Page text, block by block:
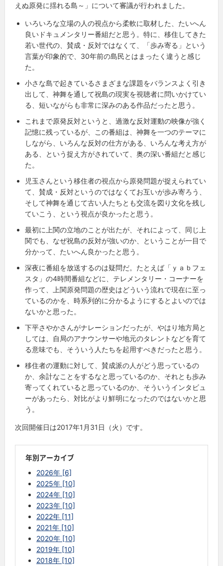
えぬ原発に揺れる島～」について審議が行われました。
いろいろな立場の人の視点から柔軟に取材した、たいへん
良いドキュメンタリー番組だと思う。特に、移住してきた
若い世代の、賛成・反対ではなくて、「歩み寄る」という
言葉が印象的で、 30年前の島民とはまったく違うと感じ
た。
小さな島で起きているさまざまな課題をバランスよく引き
出して、神舞を通して祝島の現実を視聴者に問いかけてい
る、短いながらも非常に深みのある作品だったと思う。
これまで原発反対というと、過激な反対運動の映像が強く
記憶に残っているが、この番組は、神舞を一つのテーマに
しながら、いろんな反対の仕方がある、いろんな考え方が
ある、という捉え方がされていて、奥の深い番組だと感じ
た。
児玉さんという移住者の視点から原発問題が捉えられてい
て、賛成・反対というのではなくてお互いが歩み寄ろう、
そして神舞を通じて古い人たちとも交流を図り文化を残し
ていこう、という視点が良かったと思う。
最初に上関の立地のことが出たが、それによって、同じ上
関でも、なぜ祝島の反対が強いのか、ということが一目で
分かって、たいへん良かったと思う。
深夜に番組を放送するのは疑問だ。たとえば「ｙａｂフェ
スタ」の4時間番組などに、テレメンタリー・コーナーを
作って、上関原発問題の歴史はどういう流れで現在に至っ
ているのかを、時系列的に分かるようにするとよいのでは
ないかと思った。
下平さやかさんがナレーションだったが、やはり地方局と
しては、自局のアナウンサーや地元のタレントなどを育て
る意味でも、そういう人たちを起用すべきだったと思う。
移住者の運動に対して、賛成派の人がどう思っているの
か、余計なことをするなと思っているのか、それとも歩み
寄ってくれていると思っているのか、そういうインタビュ
ーがあったら、対比がより鮮明になったのではないかと思
う。
次回開催日は2017年1 月 31 日（火）です。
年別アーカイブ
2026年 [6]
2025年 [10]
2024年 [10]
2023年 [10]
2022年 [11]
2021年 [10]
2020年 [10]
2019年 [10]
2018年 [10]